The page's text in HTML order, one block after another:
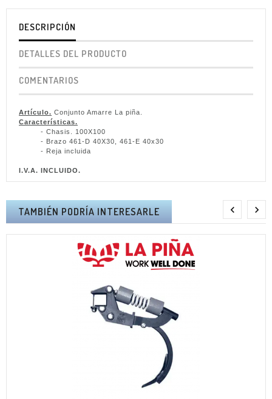
DESCRIPCIÓN
DETALLES DEL PRODUCTO
COMENTARIOS
Artículo. Conjunto Amarre La piña.
Características.
- Chasis. 100X100
- Brazo 461-D 40X30, 461-E 40x30
- Reja incluida
I.V.A. INCLUIDO.
TAMBIÉN PODRÍA INTERESARLE  